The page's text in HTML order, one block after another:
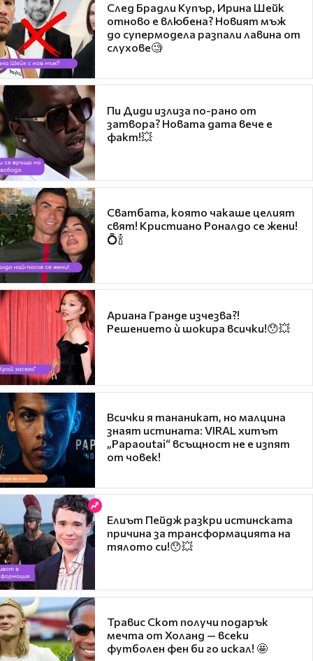
След Брадли Купър, Ирина Шейк
отново е влюбена? Новият мъж
до супермодела разпали лавина от
слухове🧐
Пи Диди излиза по-рано от
затвора? Новата дата вече е
факт!💥
Сватбата, която чакаше целият
свят! Кристиано Роналдо се жени!
💍🍾
Ариана Гранде изчезва?!
Решението ѝ шокира всички!😯💥
Всички я тананикат, но малцина
знаят истината: VIRAL хитът
„Papaoutai“ всъщност не е изпят
от човек!
Елиът Пейдж разкри истинската
причина за трансформацията на
тялото си!😯💥
Травис Скот получи подарък
мечта от Холанд — всеки
футболен фен би го искал! 🤩